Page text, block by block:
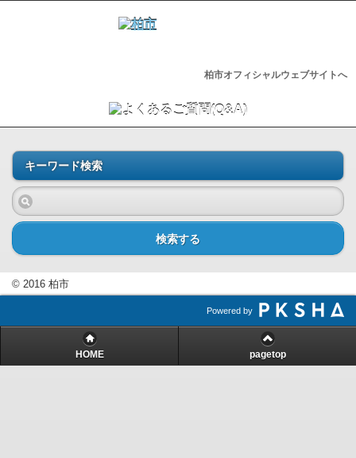
柏市オフィシャルウェブサイトへ
キーワード検索
検索する
© 2016 柏市
Powered by
HOME pagetop